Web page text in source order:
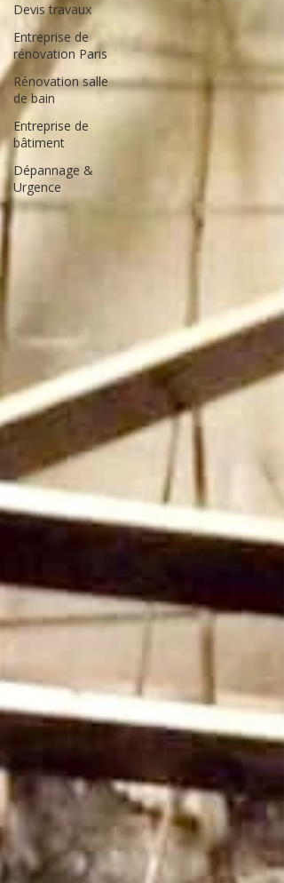
Devis travaux
Entreprise de
rénovation Paris
Rénovation salle
de bain
Entreprise de
bâtiment
Dépannage &
Urgence